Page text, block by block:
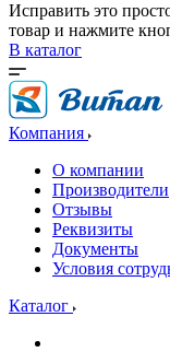
Исправить это
товар и нажмите
В каталог
Компания
О компании
Производители
Отзывы
Реквизиты
Документы
Условия
Каталог